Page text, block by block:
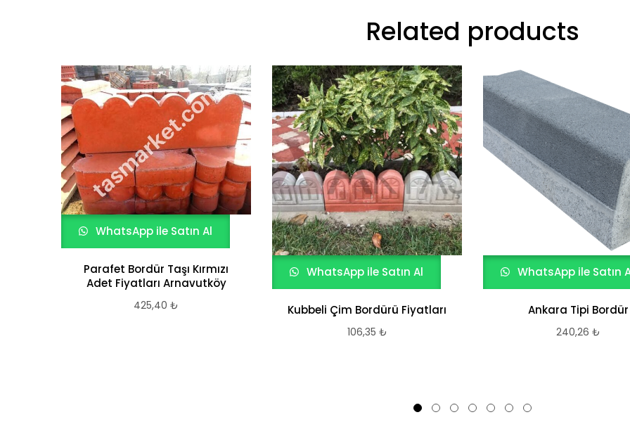
Related products
WhatsApp ile Satın Al
Parafet Bordür Taşı Kırmızı
Adet Fiyatları Arnavutköy
425,40 ₺
WhatsApp ile Satın Al
Kubbeli Çim Bordürü Fiyatları
106,35 ₺
WhatsApp ile Satın
Ankara Tipi Bordür
240,26 ₺